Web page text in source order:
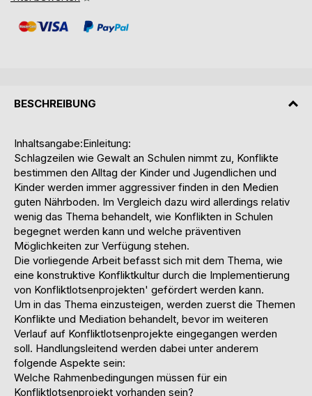
BESCHREIBUNG
Inhaltsangabe:Einleitung:
Schlagzeilen wie Gewalt an Schulen nimmt zu, Konflikte
bestimmen den Alltag der Kinder und Jugendlichen und
Kinder werden immer aggressiver finden in den Medien
guten Nährboden. Im Vergleich dazu wird allerdings relativ
wenig das Thema behandelt, wie Konflikten in Schulen
begegnet werden kann und welche präventiven
Möglichkeiten zur Verfügung stehen.
Die vorliegende Arbeit befasst sich mit dem Thema, wie
eine konstruktive Konfliktkultur durch die Implementierung
von Konfliktlotsenprojekten' gefördert werden kann.
Um in das Thema einzusteigen, werden zuerst die Themen
Konflikte und Mediation behandelt, bevor im weiteren
Verlauf auf Konfliktlotsenprojekte eingegangen werden
soll. Handlungsleitend werden dabei unter anderem
folgende Aspekte sein:
Welche Rahmenbedingungen müssen für ein
Konfliktlotsenprojekt vorhanden sein?